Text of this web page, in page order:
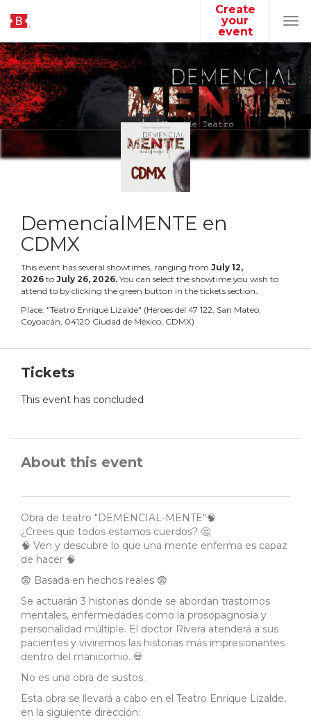
Create
your
event
DemencialMENTE en
CDMX
This event has several showtimes, ranging from July 12,
2026 to July 26, 2026. You can select the showtime you wish to
attend to by clicking the green button in the tickets section.
Place: "Teatro Enrique Lizalde" (Heroes del 47 122, San Mateo,
Coyoacán, 04120 Ciudad de México, CDMX)
Tickets
This event has concluded
About this event
Obra de teatro "DEMENCIAL-MENTE"🧠
¿Crees que todos estamos cuerdos? 🤔
🧠 Ven y descubre lo que una mente enferma es capaz
de hacer 🧠
😨 Basada en hechos reales 😨
Se actuarán 3 historias donde se abordan trastornos
mentales, enfermedades como la prosopagnosia y
personalidad múltiple. El doctor Rivera atenderá a sus
pacientes y viviremos las historias más impresionantes
dentro del manicomio. 💀
No es una obra de sustos.
Esta obra se llevará a cabo en el Teatro Enrique Lizalde,
en la siguiente dirección: